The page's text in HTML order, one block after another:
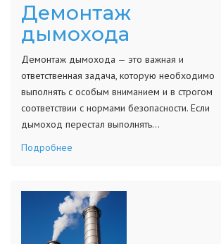
Демонтаж
дымохода
Демонтаж дымохода — это важная и
ответственная задача, которую необходимо
выполнять с особым вниманием и в строгом
соответствии с нормами безопасности. Если
дымоход перестал выполнять…
Подробнее